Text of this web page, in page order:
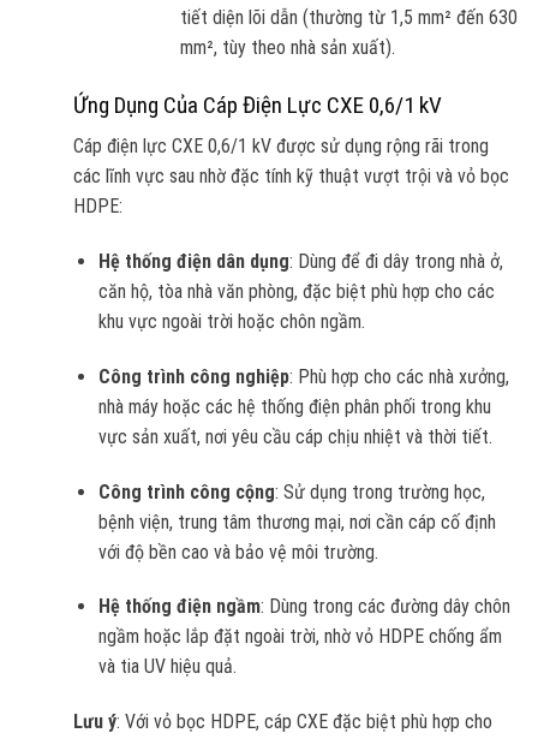
tiết diện lõi dẫn (thường từ 1,5 mm² đến 630
mm², tùy theo nhà sản xuất).
Ứng Dụng Của Cáp Điện Lực CXE 0,6/1 kV
Cáp điện lực CXE 0,6/1 kV được sử dụng rộng rãi trong
các lĩnh vực sau nhờ đặc tính kỹ thuật vượt trội và vỏ bọc
HDPE:
Hệ thống điện dân dụng: Dùng để đi dây trong nhà ở,
căn hộ, tòa nhà văn phòng, đặc biệt phù hợp cho các
khu vực ngoài trời hoặc chôn ngầm.
Công trình công nghiệp: Phù hợp cho các nhà xưởng,
nhà máy hoặc các hệ thống điện phân phối trong khu
vực sản xuất, nơi yêu cầu cáp chịu nhiệt và thời tiết.
Công trình công cộng: Sử dụng trong trường học,
bệnh viện, trung tâm thương mại, nơi cần cáp cố định
với độ bền cao và bảo vệ môi trường.
Hệ thống điện ngầm: Dùng trong các đường dây chôn
ngầm hoặc lắp đặt ngoài trời, nhờ vỏ HDPE chống ẩm
và tia UV hiệu quả.
Lưu ý: Với vỏ bọc HDPE, cáp CXE đặc biệt phù hợp cho